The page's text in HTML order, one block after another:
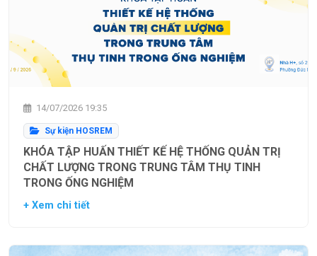
14/07/2026 19:35
Sự kiện HOSREM
KHÓA TẬP HUẤN THIẾT KẾ HỆ THỐNG QUẢN TRỊ
CHẤT LƯỢNG TRONG TRUNG TÂM THỤ TINH
TRONG ỐNG NGHIỆM
+ Xem chi tiết